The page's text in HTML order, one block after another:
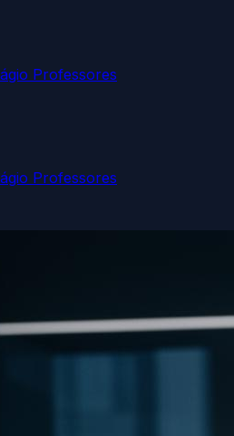
Professores
Professores